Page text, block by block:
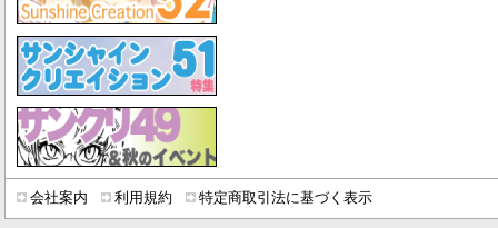
会社案内 利用規約 特定商取引法に基づく表示